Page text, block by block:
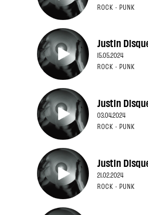
ROCK · PUNK
Justin
15.05.2024
ROCK · PUNK
Justin
03.04.2024
ROCK · PUNK
Justin
21.02.2024
ROCK · PUNK